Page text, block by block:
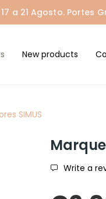
a 21 Agosto. Portes
New products
SIMUS
Write a